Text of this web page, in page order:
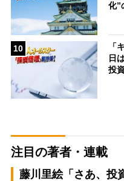
化”
10
「
日
投
注目の著者・連載
藤川里絵「さあ、投